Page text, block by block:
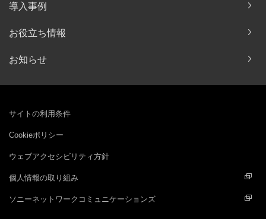
導入事例
お役立ち情報
お知らせ
サイトの利用条件
Cookieポリシー
ウェブアクセシビリティ方針
個人情報の取り組み
ソニーネットワークコミュニケーションズ